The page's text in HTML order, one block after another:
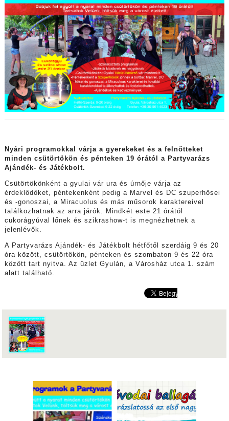
Nyári programokkal várja a gyerekeket és a felnőtteket
minden csütörtökön és pénteken 19 órától a Partyvarázs
Ajándék- és Játékbolt.
Csütörtökönként a gyulai vár ura és úrnője várja az
érdeklődőket, péntekenként pedig a Marvel és DC szuperhősei
és -gonoszai, a Miracuolus és más műsorok karaktereivel
találkozhatnak az arra járók. Mindkét este 21 órától
cukorágyúval lőnek és szikrashow-t is megnézhetnek a
jelenlévők.
A Partyvarázs Ajándék- és Játékbolt hétfőtől szerdáig 9 és 20
óra között, csütörtökön, pénteken és szombaton 9 és 22 óra
között tart nyitva. Az üzlet Gyulán, a Városház utca 1. szám
alatt található.